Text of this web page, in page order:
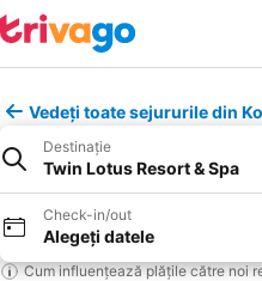
Vedeți toate sejururile din
Destinație
Twin Lotus Resort & Spa
Check-in/out
Alegeți datele
Cum influențează plățile către noi